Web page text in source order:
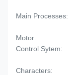
Main Processes:
Motor:
Control Sytem:
Characters: